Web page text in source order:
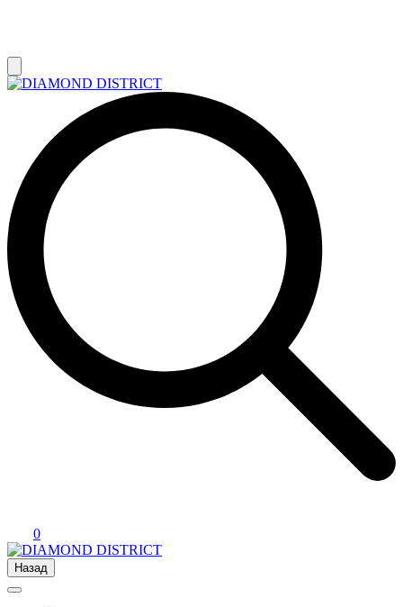
0
Назад